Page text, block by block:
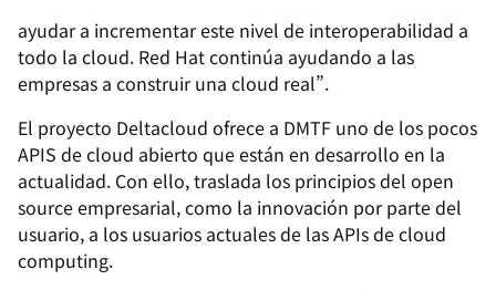
ayudar a incrementar este nivel de interoperabilidad a
todo la cloud. Red Hat continúa ayudando a las
empresas a construir una cloud real”.
El proyecto Deltacloud ofrece a DMTF uno de los pocos
APIS de cloud abierto que están en desarrollo en la
actualidad. Con ello, traslada los principios del open
source empresarial, como la innovación por parte del
usuario, a los usuarios actuales de las APIs de cloud
computing.